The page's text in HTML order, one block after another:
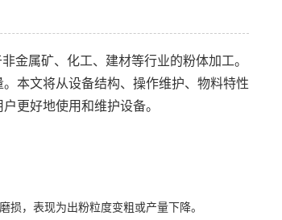
金属矿、化工、建材等行业的粉体加工。
本文将从设备结构、操作维护、物料特性
更好地使用和维护设备。
，表现为出粉粒度变粗或产量下降。